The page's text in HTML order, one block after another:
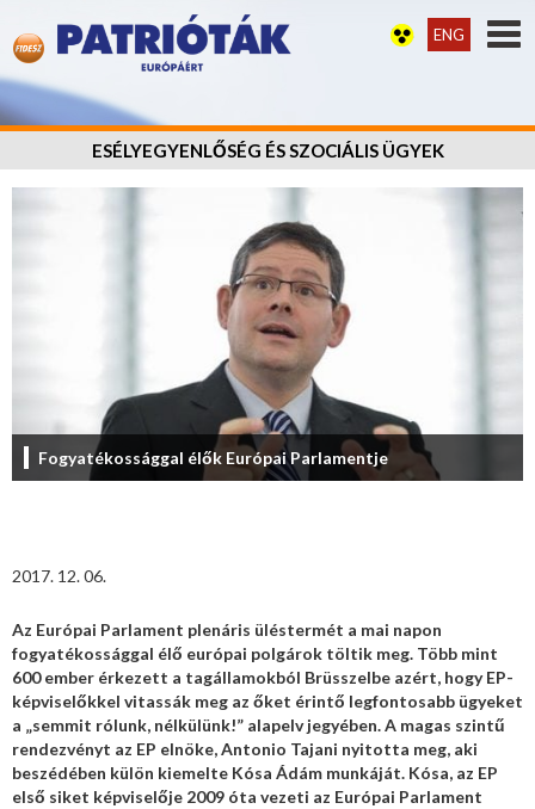
ENG
ESÉLYEGYENLŐSÉG ÉS SZOCIÁLIS ÜGYEK
Fogyatékossággal élők Európai Parlamentje
2017. 12. 06.
Az Európai Parlament plenáris üléstermét a mai napon
fogyatékossággal élő európai polgárok töltik meg. Több mint
600 ember érkezett a tagállamokból Brüsszelbe azért, hogy EP-
képviselőkkel vitassák meg az őket érintő legfontosabb ügyeket
a „semmit rólunk, nélkülünk!” alapelv jegyében. A magas szintű
rendezvényt az EP elnöke, Antonio Tajani nyitotta meg, aki
beszédében külön kiemelte Kósa Ádám munkáját. Kósa, az EP
első siket képviselője 2009 óta vezeti az Európai Parlament